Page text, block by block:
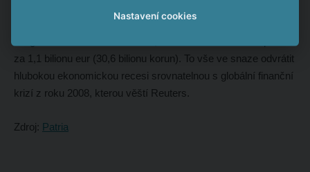
za 1,1 bilionu eur (30,6 bilionu korun). To vše ve snaze odvrátit
hlubokou ekonomickou recesi srovnatelnou s globální finanční
krizí z roku 2008, kterou věští Reuters.
Zdroj: Patria
Nastavení cookies